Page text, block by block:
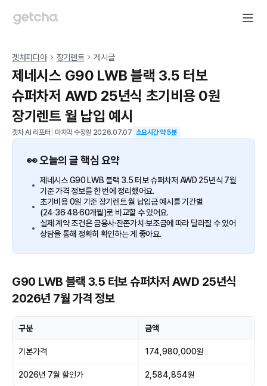
겟차피디아 장기렌트 게시글
제네시스 G90 LWB 블랙 3.5 터보
슈퍼차저 AWD 25년식 초기비용 0원
장기렌트 월 납입 예시
겟차 AI 리포터 마지막 수정일 2026.07.07 소요시간 약5분
👀 오늘의 글 핵심 요약
제네시스 G90 LWB 블랙 3.5 터보 슈퍼차저 AWD 25년식 7월
기준 가격 정보를 한 번에 정리했어요.
초기비용 0원 기준 장기렌트 월 납입금 예시를 기간별
(24·36·48·60개월)로 비교할 수 있어요.
실제 계약 조건은 금융사·잔존가치·보조금에 따라 달라질 수 있어
상담을 통해 정확히 확인하는 게 좋아요.
G90 LWB 블랙 3.5 터보 슈퍼차저 AWD 25년식
2026년 7월 가격 정보
구분 금액
기본가격 174,980,000원
2026년 7월 할인가 2,584,854원